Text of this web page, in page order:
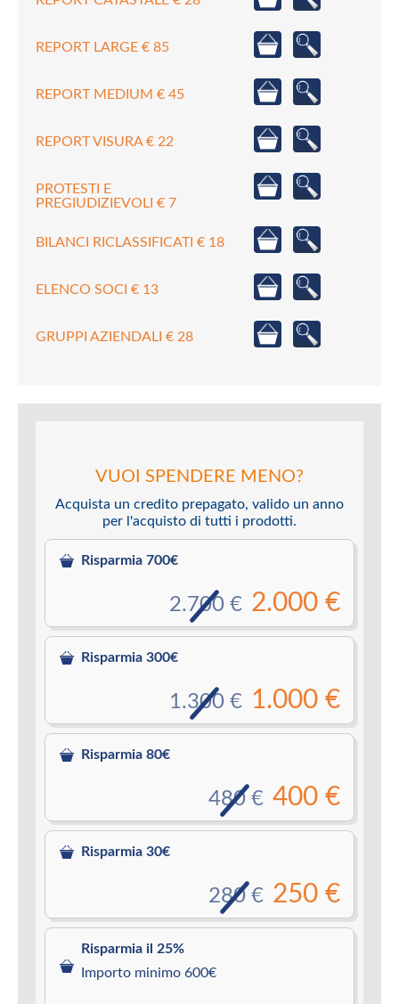
REPORT LARGE € 85
REPORT MEDIUM € 45
REPORT VISURA € 22
PROTESTI E
PREGIUDIZIEVOLI € 7
BILANCI RICLASSIFICATI € 18
ELENCO SOCI € 13
GRUPPI AZIENDALI € 28
VUOI SPENDERE MENO?
Acquista un credito prepagato, valido un anno
per l'acquisto di tutti i prodotti.
Risparmia 700€
2.000 €
2.700 €
Risparmia 300€
1.000 €
1.300 €
Risparmia 80€
400 €
480 €
Risparmia 30€
250 €
280 €
Risparmia il 25%
Importo minimo 600€